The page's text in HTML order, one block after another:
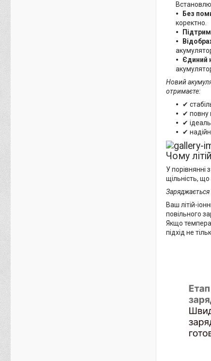
Без
коректно.
Єдиний
Новий
отримаєте:
✔
✔ повну
✔
✔
Чому
У
щільність,
Заряджається
Ваш літій-
повільного
Якщо
підхід не